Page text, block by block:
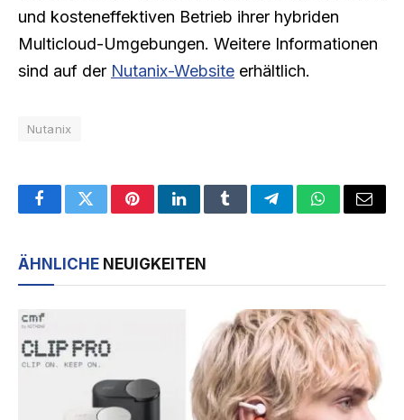
und kosteneffektiven Betrieb ihrer hybriden
Multicloud-Umgebungen. Weitere Informationen
sind auf der Nutanix-Website erhältlich.
Nutanix
FacebookTwitterPinterestLinkedInTumblrTelegramWhatsApp
Email
ÄHNLICHE NEUIGKEITEN